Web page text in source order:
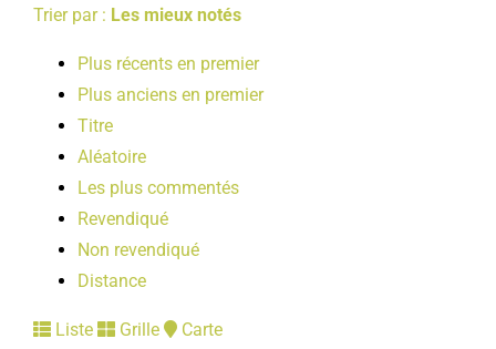
Trier par : Les mieux notés
Plus récents en premier
Plus anciens en premier
Titre
Aléatoire
Les plus commentés
Revendiqué
Non revendiqué
Distance
Liste Grille
Carte